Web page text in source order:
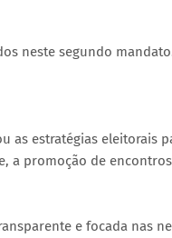
neste segundo
estratégias eleitorais
a promoção de
e focada nas